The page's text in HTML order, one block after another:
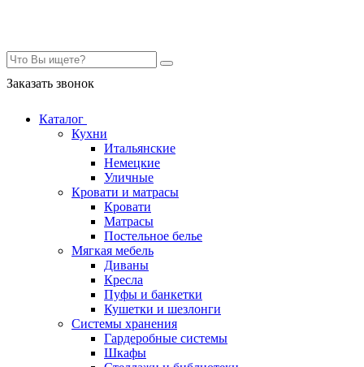
Заказать звонок
Каталог
Кухни
Итальянские
Немецкие
Уличные
Кровати и матрасы
Кровати
Матрасы
Постельное белье
Мягкая мебель
Диваны
Кресла
Пуфы и банкетки
Кушетки и шезлонги
Системы хранения
Гардеробные системы
Шкафы